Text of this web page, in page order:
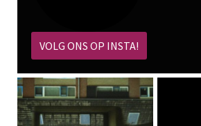
VOLG ONS OP INSTA!